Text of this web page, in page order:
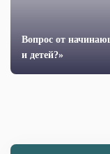
Вопрос от
и детей?»